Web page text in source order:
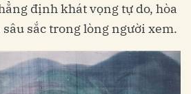
định khát vọng tự do, hòa
sắc trong lòng người xem.